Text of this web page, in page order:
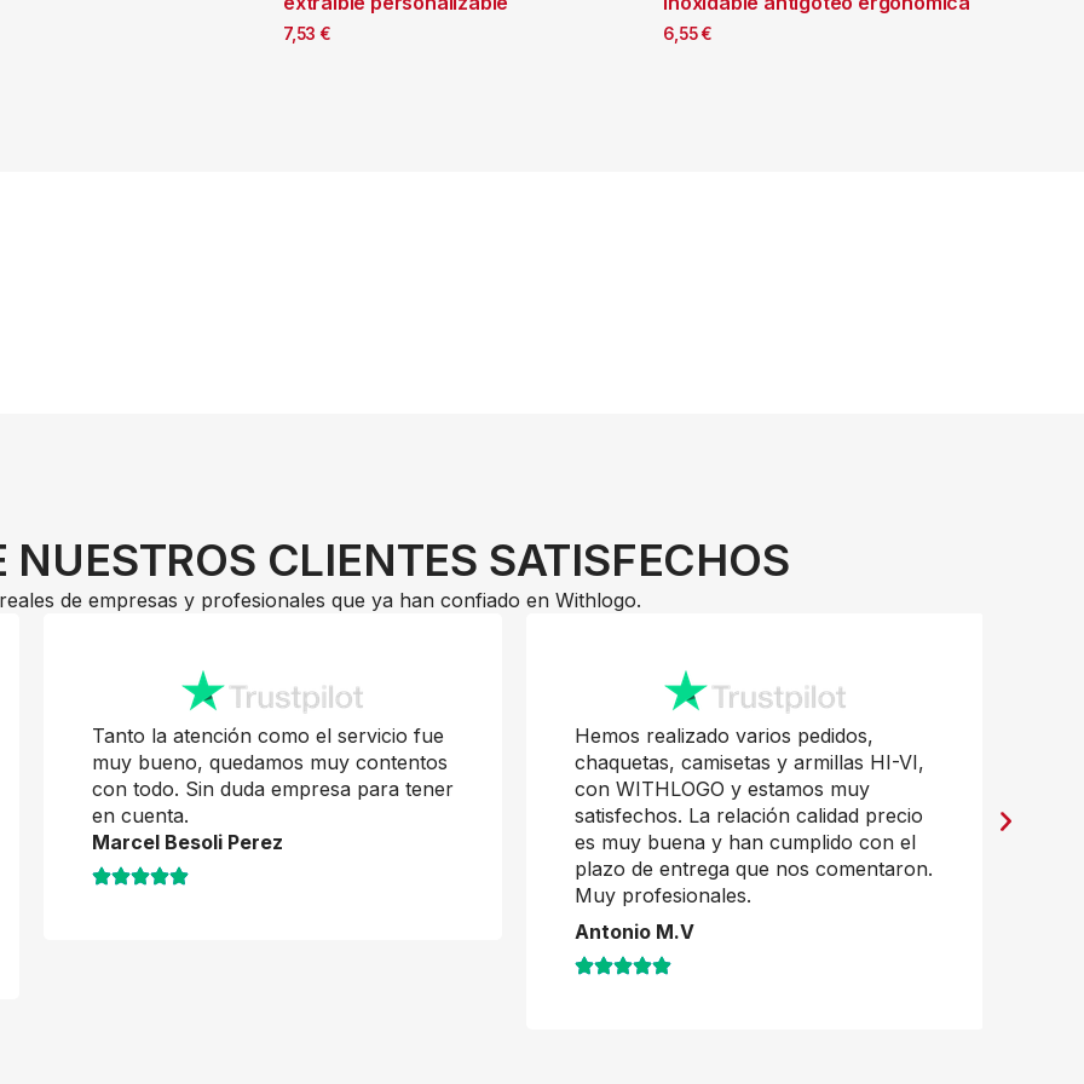
7,53 € 6,55€
NUESTROS CLIENTES SATISFECHOS
de empresas y profesionales que ya han confiado en Withlogo.
Tanto la atención como el servicio fue
muy bueno, quedamos muy contentos
con todo. Sin duda empresa para tener
en cuenta.
Marcel Besoli Perez
Hemos realizado varios pedidos,
chaquetas, camisetas y armillas HI-VI,
con WITHLOGO y estamos muy
satisfechos. La relación calidad precio
es muy buena y han cumplido con el
plazo de entrega que nos comentaron.
Muy profesionales.
Antonio M.V